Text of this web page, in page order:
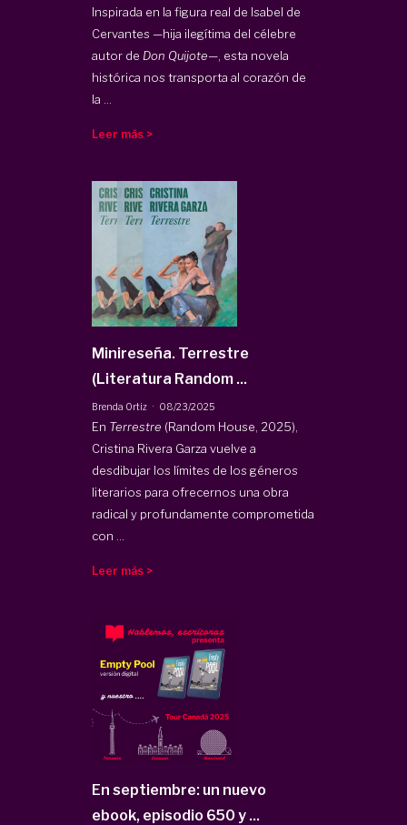
Inspirada en la figura real de Isabel de
Cervantes —hija ilegítima del célebre
autor de Don Quijote—, esta novela
histórica nos transporta al corazón de
la ...
Leer más >
Minireseña. Terrestre
(Literatura Random ...
Brenda Ortiz · 08/23/2025
En Terrestre (Random House, 2025),
Cristina Rivera Garza vuelve a
desdibujar los límites de los géneros
literarios para ofrecernos una obra
radical y profundamente comprometida
con ...
Leer más >
En septiembre: un nuevo
ebook, episodio 650 y ...